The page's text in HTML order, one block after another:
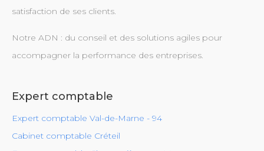
satisfaction de ses clients.
Notre ADN : du conseil et des solutions agiles pour
accompagner la performance des entreprises.
Expert comptable
Expert comptable Val-de-Marne - 94
Cabinet comptable Créteil